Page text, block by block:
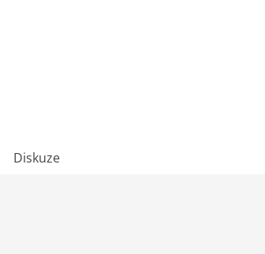
Diskuze